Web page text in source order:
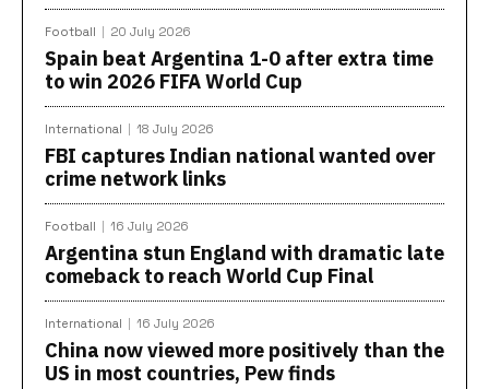
Football 20 July 2026
Spain beat Argentina 1-0 after extra time
to win 2026 FIFA World Cup
International 18 July 2026
FBI captures Indian national wanted over
crime network links
Football 16 July 2026
Argentina stun England with dramatic late
comeback to reach World Cup Final
International 16 July 2026
China now viewed more positively than the
US in most countries, Pew finds